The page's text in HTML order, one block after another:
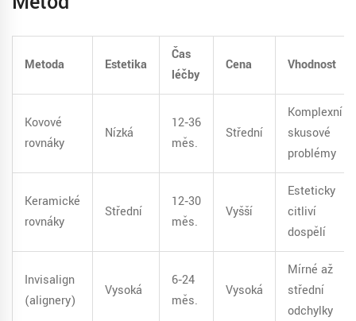
Metoda Estetika
Čas
léčby
Cena Vhodnost
Kovové
rovnáky
Nízká
12‑36
měs.
Střední
Komplexní
skusové
problémy
Keramické
rovnáky
Střední
12‑30
měs.
Vyšší
Esteticky
citliví
dospělí
Invisalign
(alignery)
Vysoká
6‑24
měs.
Vysoká
Mírné až
střední
odchylky